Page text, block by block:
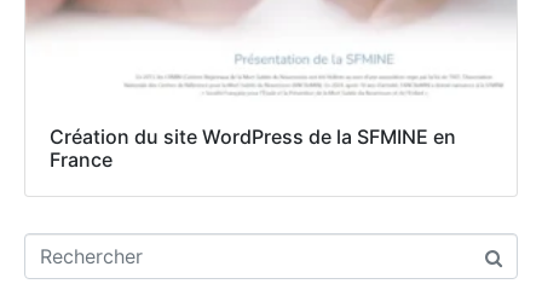
Création du site WordPress de la SFMINE en
France